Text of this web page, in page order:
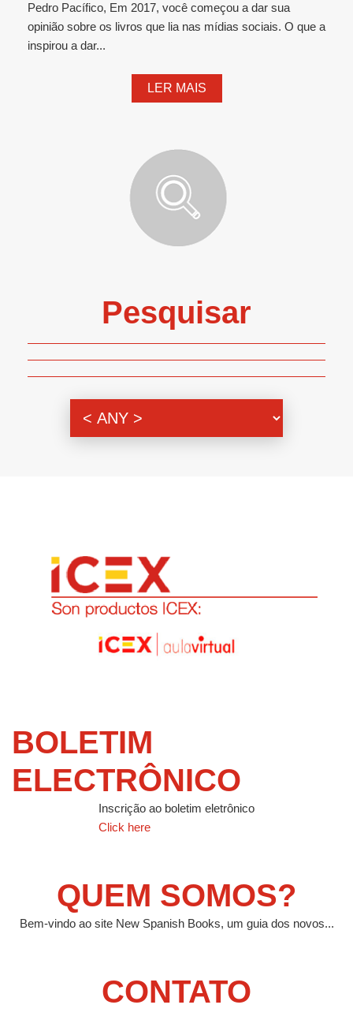
Pedro Pacífico, Em 2017, você começou a dar sua
opinião sobre os livros que lia nas mídias sociais. O que a
inspirou a dar...
LER MAIS
Pesquisar
BOLETIM
ELECTRÔNICO
Inscrição ao boletim eletrônico
Click here
QUEM SOMOS?
Bem-vindo ao site New Spanish Books, um guia dos novos...
CONTATO